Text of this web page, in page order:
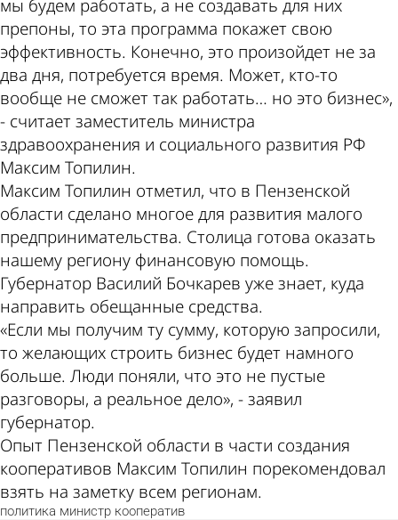
мы будем работать, а не создавать для них
препоны, то эта программа покажет свою
эффективность. Конечно, это произойдет не за
два дня, потребуется время. Может, кто-то
вообще не сможет так работать… но это бизнес»,
- считает заместитель министра
здравоохранения и социального развития РФ
Максим Топилин.
Максим Топилин отметил, что в Пензенской
области сделано многое для развития малого
предпринимательства. Столица готова оказать
нашему региону финансовую помощь.
Губернатор Василий Бочкарев уже знает, куда
направить обещанные средства.
«Если мы получим ту сумму, которую запросили,
то желающих строить бизнес будет намного
больше. Люди поняли, что это не пустые
разговоры, а реальное дело», - заявил
губернатор.
Опыт Пензенской области в части создания
кооперативов Максим Топилин порекомендовал
взять на заметку всем регионам.
политика министр кооператив